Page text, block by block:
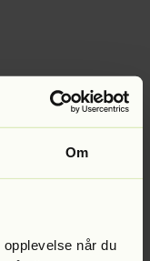
Om
når du